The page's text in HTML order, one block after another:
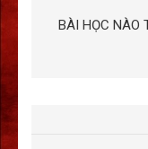
BÀI HỌC NÀO